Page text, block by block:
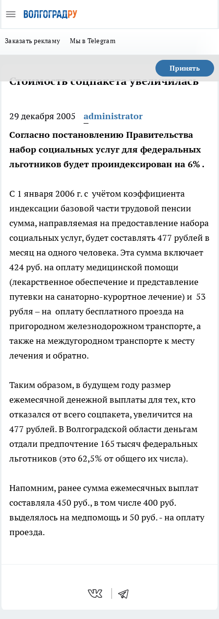
Заказать рекламу Мы в Telegram
Принять
Стоимость соцпакета увеличилась
29 декабря 2005
administrator
Согласно постановлению Правительства
набор социальных услуг для федеральных
льготников будет проиндексирован на 6% .
С 1 января 2006 г. с учётом коэффициента
индексации базовой части трудовой пенсии
сумма, направляемая на предоставление набора
социальных услуг, будет составлять 477 рублей в
месяц на одного человека. Эта сумма включает
424 руб. на оплату медицинской помощи
(лекарственное обеспечение и представление
путевки на санаторно-курортное лечение) и 53
рубля – на оплату бесплатного проезда на
пригородном железнодорожном транспорте, а
также на междугородном транспорте к месту
лечения и обратно.
Таким образом, в будущем году размер
ежемесячной денежной выплаты для тех, кто
отказался от всего соцпакета, увеличится на
477 рублей. В Волгоградской области деньгам
отдали предпочтение 165 тысяч федеральных
льготников (это 62,5% от общего их числа).
Напомним, ранее сумма ежемесячных выплат
составляла 450 руб., в том числе 400 руб.
выделялось на медпомощь и 50 руб. - на оплату
проезда.